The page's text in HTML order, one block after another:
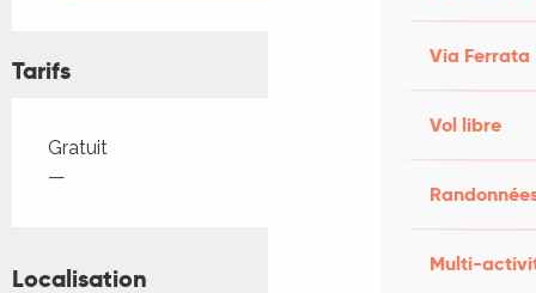
Via Ferrata
Vol libre
Multi-
Tarifs
Tarifs 2026
Gratuit
—
Localisation